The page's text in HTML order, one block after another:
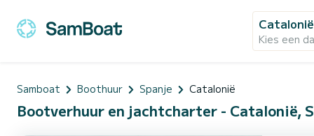
Catalonië
Kies een
Samboat Boothuur Spanje Catalonië
Bootverhuur en jachtcharter - Catalonië,